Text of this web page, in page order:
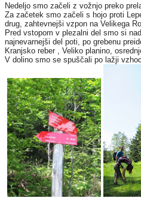
Nedeljo smo začeli z vožnjo preko
Za začetek smo začeli s hojo proti
drug, zahtevnejši vzpon na Velikega
Pred vstopom v plezalni del smo si
najnevarnejši del poti, po grebenu
Kranjsko reber , Veliko planino,
V dolino smo se spuščali po lažji